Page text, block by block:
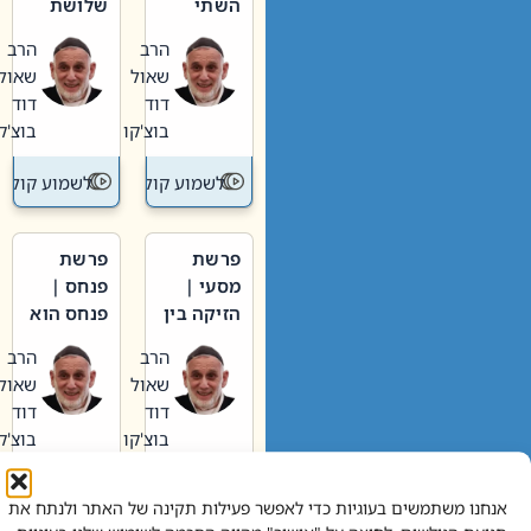
אנחנו משתמשים בעוגיות כדי לאפשר פעילות תקינה של האתר ולנתח את
וערב של
חיינו
הרב
שאול
דוד
בוצ'קו
לשמוע קול תורה – מדרש
האבות
הרב
שאול
דוד
בוצ'קו
לשמוע קול
פרשת
מסעי |
הזיקה בין
הגדול לעם הרב
שאול
דוד
בוצ'קו
לשמוע קול תורה – מדרש
פרשת
פנחס |
פנחס הוא
אליהו: בין
קנאות
הורסת
לקנאות
בונה
הרב
שאול
דוד
בוצ'קו
לשמוע קול